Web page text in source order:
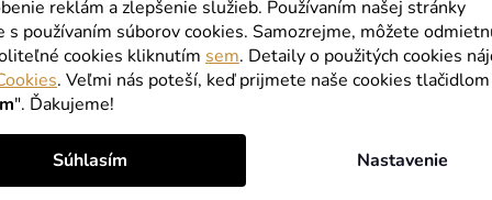
reklám a zlepšenie služieb. Používaním našej stránky
s používaním súborov cookies. Samozrejme, môžete
cookies kliknutím sem. Detaily o použitých cookies
. Veľmi nás poteší, keď prijmete naše cookies tlačidlom
". Ďakujeme!
Nastavenie
Súhlasím